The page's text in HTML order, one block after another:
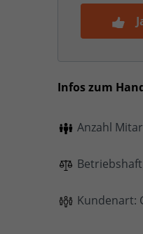
Infos zum
Anzahl
Kundenart: